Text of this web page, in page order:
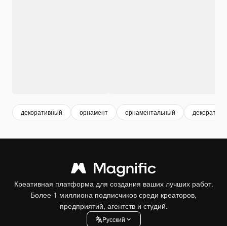
декоративный орнамент орнаментальный
Креативная платформа для создания ваших лучших работ.
Более 1 миллиона подписчиков среди креаторов,
предприятий, агентств и студий.
Pусский